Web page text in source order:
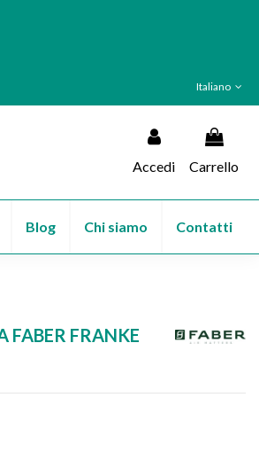
Italiano
Accedi Carrello
Contatti
Chi siamo
Blog
FABER FRANKE